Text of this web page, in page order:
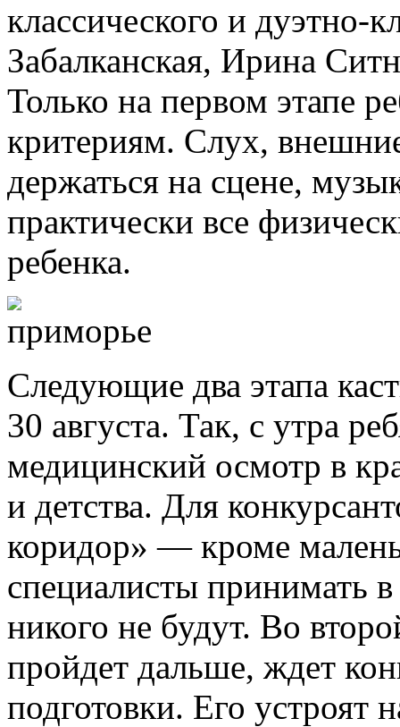
классического и дуэтно-
Забалканская, Ирина
Только на первом этапе
критериям. Слух,
держаться на сцене,
практически все
ребенка.
Следующие два этапа
30 августа. Так, с утра
медицинский осмотр в
и детства. Для
коридор» — кроме
специалисты принимать
никого не будут. Во
пройдет дальше, ждет
подготовки. Его устроят